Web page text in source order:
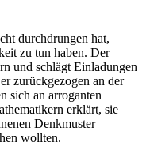
durchdrungen hat,
zu tun haben. Der
und schlägt Einladungen
zurückgezogen an der
sich an arroganten
erklärt, sie
Denkmuster
wollten.